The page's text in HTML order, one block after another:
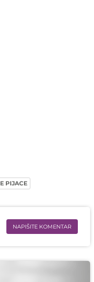
PIJACE
NAPIŠITE KOMENTAR